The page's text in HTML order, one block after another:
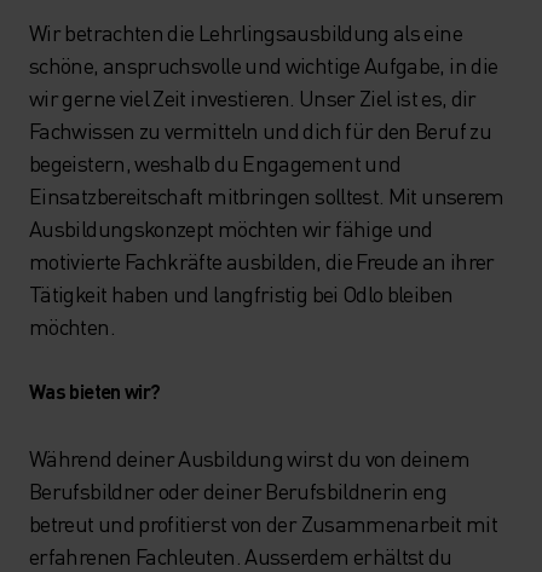
Wir betrachten die Lehrlingsausbildung als eine
schöne, anspruchsvolle und wichtige Aufgabe, in die
wir gerne viel Zeit investieren. Unser Ziel ist es, dir
Fachwissen zu vermitteln und dich für den Beruf zu
begeistern, weshalb du Engagement und
Einsatzbereitschaft mitbringen solltest. Mit unserem
Ausbildungskonzept möchten wir fähige und
motivierte Fachkräfte ausbilden, die Freude an ihrer
Tätigkeit haben und langfristig bei Odlo bleiben
möchten.
Was bieten wir?
Während deiner Ausbildung wirst du von deinem
Berufsbildner oder deiner Berufsbildnerin eng
betreut und profitierst von der Zusammenarbeit mit
erfahrenen Fachleuten. Ausserdem erhältst du